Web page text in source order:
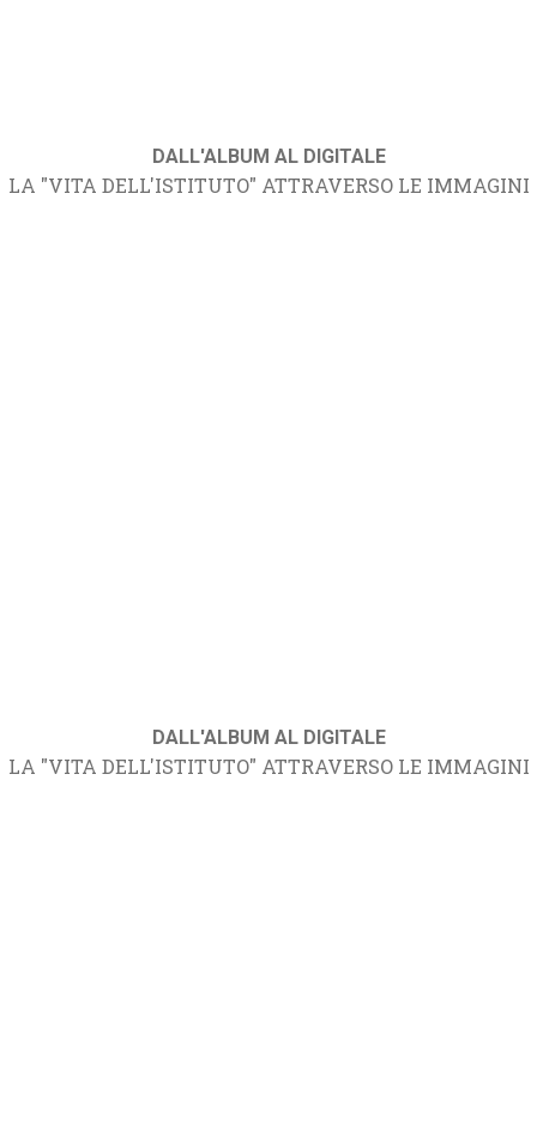
DALL'ALBUM AL DIGITALE
LA "VITA DELL'ISTITUTO" ATTRAVERSO LE IMMAGINI
DALL'ALBUM AL DIGITALE
LA "VITA DELL'ISTITUTO" ATTRAVERSO LE IMMAGINI